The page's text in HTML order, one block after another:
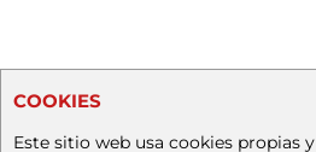
COOKIES
Este sitio web usa cookies propias